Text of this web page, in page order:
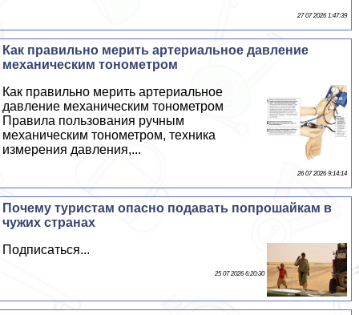
27 07 2026 1:47:39
Как правильно мерить артериальное давление
механическим тонометром
Как правильно мерить артериальное
давление механическим тонометром
Правила пользования ручным
механическим тонометром, техника
измерения давления,...
26 07 2026 9:14:14
Почему туристам опасно подавать попрошайкам в
чужих странах
Подписаться...
25 07 2026 6:20:30